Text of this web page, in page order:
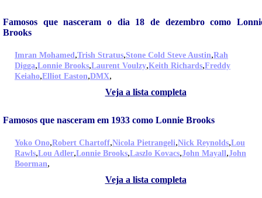
Famosos que nasceram o dia 18 de dezembro como
Brooks
Imran Mohamed,Trish Stratus,Stone Cold Steve Austin,Rah
Digga,Lonnie Brooks,Laurent Voulzy,Keith Richards,Freddy
Keiaho,Elliot Easton,DMX,
Veja a lista completa
Famosos que nasceram em 1933 como Lonnie Brooks
Yoko Ono,Robert Chartoff,Nicola Pietrangeli,Nick Reynolds,Lou
Rawls,Lou Adler,Lonnie Brooks,Laszlo Kovacs,John Mayall,John
Boorman,
Veja a lista completa